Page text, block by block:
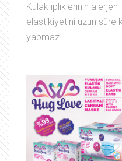
Kulak ipliklerinin
elastikiyetini uzun süre
yapmaz.